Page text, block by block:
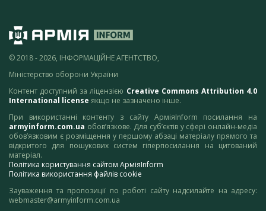
© 2018 - 2026, ІНФОРМАЦІЙНЕ АГЕНТСТВО,
Міністерство оборони України
Контент доступний за ліцензією Creative Commons Attribution 4.0
International license якщо не зазначено інше.
При використанні контенту з сайту АрміяInform посилання на
armyinform.com.ua обов’язкове. Для суб’єктів у сфері онлайн-медіа
обов’язковим є розміщення у першому абзаці матеріалу прямого та
відкритого для пошукових систем гіперпосилання на цитований
матеріал.
Політика користування сайтом АрміяInform
Політика використання файлів cookie
Зауваження та пропозиції по роботі сайту надсилайте на адресу:
webmaster@armyinform.com.ua